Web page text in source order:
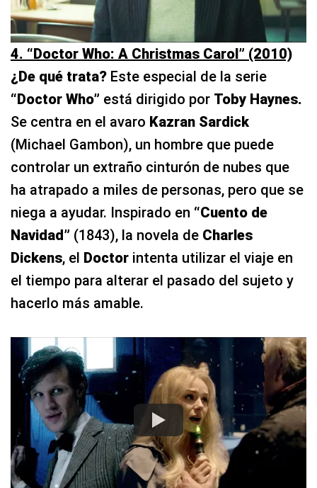
4. “Doctor Who: A Christmas Carol” (2010)
¿De qué trata? Este especial de la serie
“Doctor Who” está dirigido por Toby Haynes.
Se centra en el avaro Kazran Sardick
(Michael Gambon), un hombre que puede
controlar un extraño cinturón de nubes que
ha atrapado a miles de personas, pero que se
niega a ayudar. Inspirado en “Cuento de
Navidad” (1843), la novela de Charles
Dickens, el Doctor intenta utilizar el viaje en
el tiempo para alterar el pasado del sujeto y
hacerlo más amable.